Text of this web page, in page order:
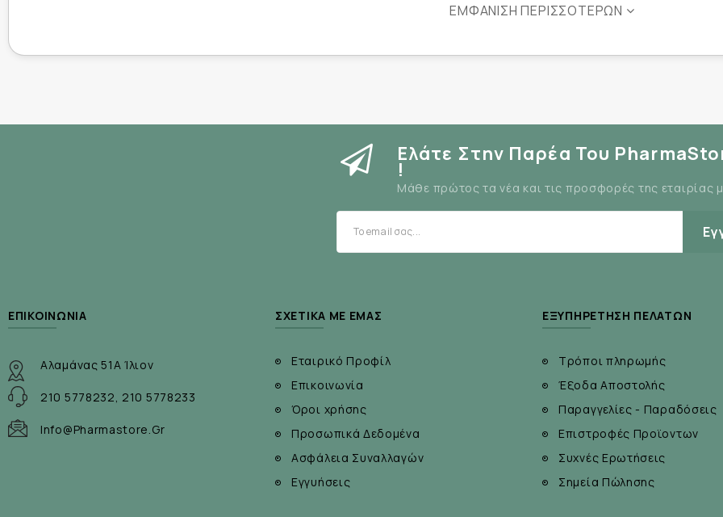
Λαμβάνετε 1-2 ζελεδάκια ημερησίως, κατά προτίμηση με γεύμα. Δεν απαιτείται κατάποση με νερό.
• Ζελατίνη, ζάχαρη, γλυκαντικά (σορβιτόλη), φυσικά αρώματα Cola, χρωστικές από φυσικά συστατικά,
ΕΜΦΆΝΙΣΗ ΠΕΡΙΣΣΌΤΕΡΩΝ
Ελάτε Στην Παρέα Του
!
Μάθε πρώτος τα νέα και τις προσφορές της εταιρίας
ΕΠΙΚΟΙΝΩΝΊΑ
Αλαμάνας 51Α Ίλιον
210 5778232, 210 5778233
Info@pharmastore.gr
ΣΧΕΤΙΚΆ ΜΕ ΕΜΆΣ
Εταιρικό Προφίλ
Επικοινωνία
Όροι χρήσης
Προσωπικά Δεδομένα
Ασφάλεια Συναλλαγών
Εγγυήσεις
ΕΞΥΠΗΡΈΤΗΣΗ ΠΕΛΑΤΏΝ
Τρόποι πληρωμής
Έξοδα Αποστολής
Παραγγελίες - Παραδόσεις
Επιστροφές Προϊοντων
Συχνές Ερωτήσεις
Σημεία Πώλησης